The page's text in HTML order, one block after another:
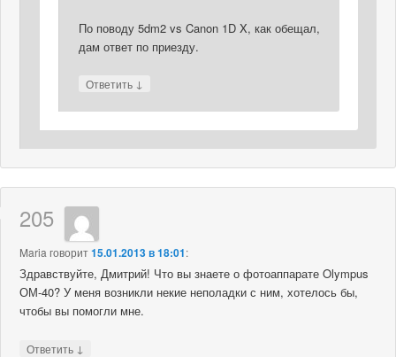
По поводу 5dm2 vs Canon 1D X, как обещал,
дам ответ по приезду.
Ответить ↓
205
Mariaговорит15.01.2013 в 18:01:
Здравствуйте, Дмитрий! Что вы знаете о фотоаппарате Olympus
ОМ-40? У меня возникли некие неполадки с ним, хотелось бы,
чтобы вы помогли мне.
Ответить ↓